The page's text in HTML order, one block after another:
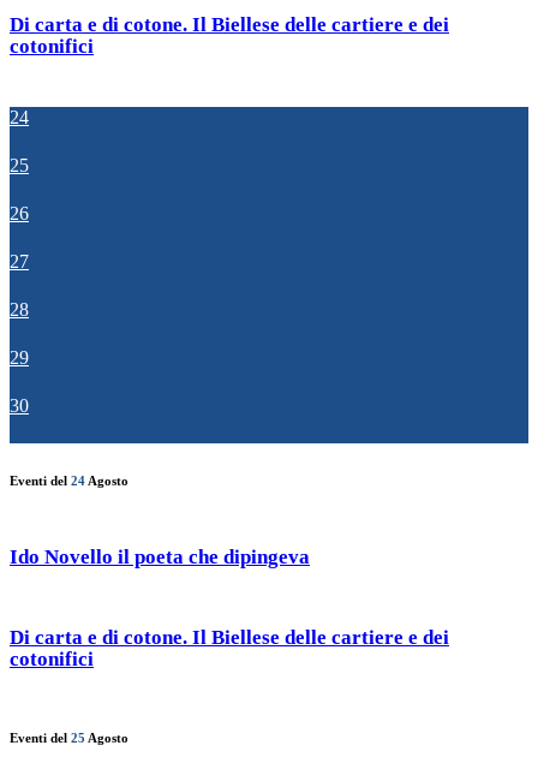
Di carta e di cotone. Il Biellese delle cartiere e dei
cotonifici
24
25
26
27
28
29
30
Eventi del 24 Agosto
Ido Novello il poeta che dipingeva
Di carta e di cotone. Il Biellese delle cartiere e dei
cotonifici
Eventi del 25 Agosto